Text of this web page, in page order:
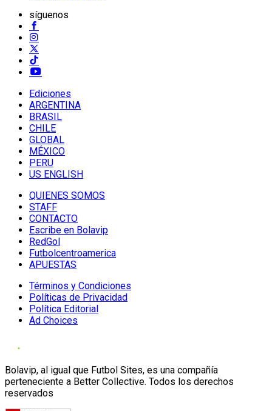
síguenos
Ediciones
ARGENTINA
BRASIL
CHILE
GLOBAL
MÉXICO
PERU
US ENGLISH
QUIENES SOMOS
STAFF
CONTACTO
Escribe en Bolavip
RedGol
Futbolcentroamerica
APUESTAS
Términos y Condiciones
Políticas de Privacidad
Política Editorial
Ad Choices
Bolavip, al igual que Futbol Sites, es una compañía
perteneciente a Better Collective. Todos los derechos
reservados